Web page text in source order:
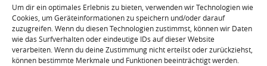
Um dir ein optimales Erlebnis zu bieten, verwenden wir Technologien wie
Cookies, um Geräteinformationen zu speichern und/oder darauf
zuzugreifen. Wenn du diesen Technologien zustimmst, können wir Daten
wie das Surfverhalten oder eindeutige IDs auf dieser Website
verarbeiten. Wenn du deine Zustimmung nicht erteilst oder zurückziehst,
können bestimmte Merkmale und Funktionen beeinträchtigt werden.
Louisenstraße 84
61348 Bad Homburg
Telefon:06172 - 66 28 00
Telefax: 06172 - 66 28 01